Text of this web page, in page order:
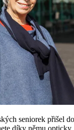
seniorek přišel
díky němu